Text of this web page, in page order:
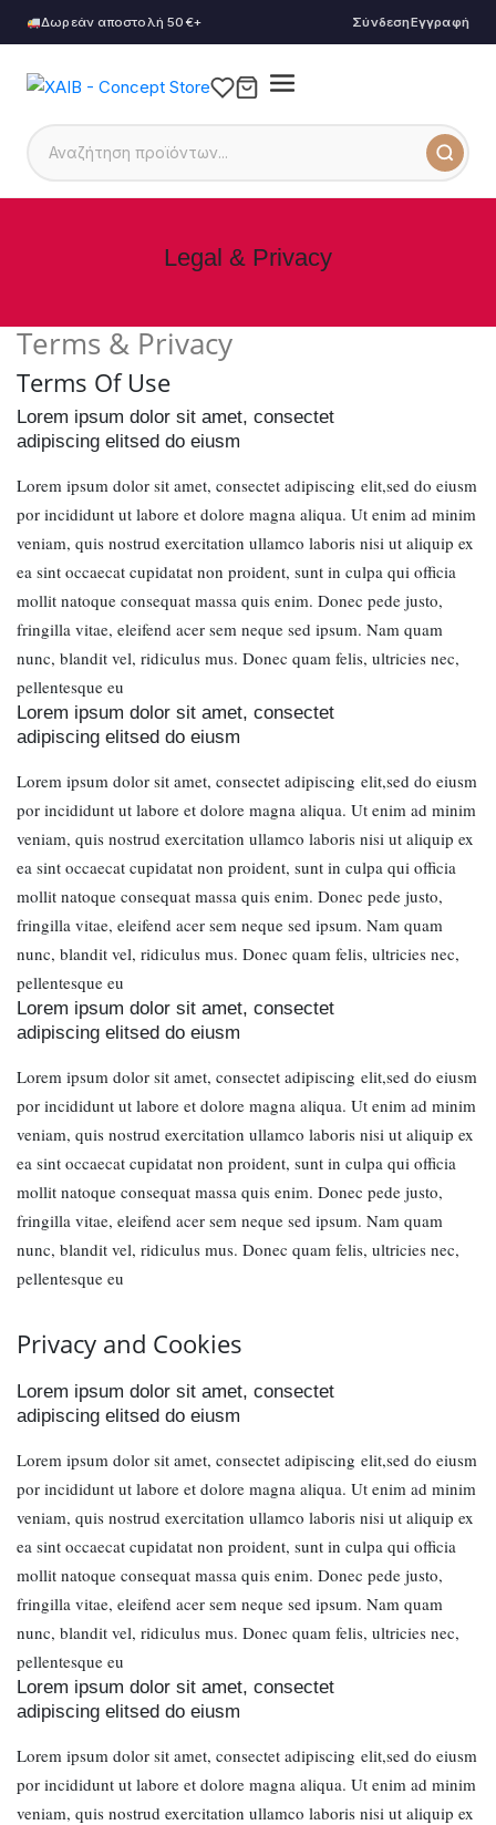
Δωρεάν αποστολή 50€+ ΣύνδεσηΕγγραφή
Legal & Privacy
Terms & Privacy
Terms Of Use
Lorem ipsum dolor sit amet, consectet
adipiscing elitsed do eiusm
Lorem ipsum dolor sit amet, consectet adipiscing elit,sed do eiusm
por incididunt ut labore et dolore magna aliqua. Ut enim ad minim
veniam, quis nostrud exercitation ullamco laboris nisi ut aliquip ex
ea sint occaecat cupidatat non proident, sunt in culpa qui officia
mollit natoque consequat massa quis enim. Donec pede justo,
fringilla vitae, eleifend acer sem neque sed ipsum. Nam quam
nunc, blandit vel, ridiculus mus. Donec quam felis, ultricies nec,
pellentesque eu
Lorem ipsum dolor sit amet, consectet
adipiscing elitsed do eiusm
Lorem ipsum dolor sit amet, consectet adipiscing elit,sed do eiusm
por incididunt ut labore et dolore magna aliqua. Ut enim ad minim
veniam, quis nostrud exercitation ullamco laboris nisi ut aliquip ex
ea sint occaecat cupidatat non proident, sunt in culpa qui officia
mollit natoque consequat massa quis enim. Donec pede justo,
fringilla vitae, eleifend acer sem neque sed ipsum. Nam quam
nunc, blandit vel, ridiculus mus. Donec quam felis, ultricies nec,
pellentesque eu
Lorem ipsum dolor sit amet, consectet
adipiscing elitsed do eiusm
Lorem ipsum dolor sit amet, consectet adipiscing elit,sed do eiusm
por incididunt ut labore et dolore magna aliqua. Ut enim ad minim
veniam, quis nostrud exercitation ullamco laboris nisi ut aliquip ex
ea sint occaecat cupidatat non proident, sunt in culpa qui officia
mollit natoque consequat massa quis enim. Donec pede justo,
fringilla vitae, eleifend acer sem neque sed ipsum. Nam quam
nunc, blandit vel, ridiculus mus. Donec quam felis, ultricies nec,
pellentesque eu
Privacy and Cookies
Lorem ipsum dolor sit amet, consectet
adipiscing elitsed do eiusm
Lorem ipsum dolor sit amet, consectet adipiscing elit,sed do eiusm
por incididunt ut labore et dolore magna aliqua. Ut enim ad minim
veniam, quis nostrud exercitation ullamco laboris nisi ut aliquip ex
ea sint occaecat cupidatat non proident, sunt in culpa qui officia
mollit natoque consequat massa quis enim. Donec pede justo,
fringilla vitae, eleifend acer sem neque sed ipsum. Nam quam
nunc, blandit vel, ridiculus mus. Donec quam felis, ultricies nec,
pellentesque eu
Lorem ipsum dolor sit amet, consectet
adipiscing elitsed do eiusm
Lorem ipsum dolor sit amet, consectet adipiscing elit,sed do eiusm
por incididunt ut labore et dolore magna aliqua. Ut enim ad minim
veniam, quis nostrud exercitation ullamco laboris nisi ut aliquip ex